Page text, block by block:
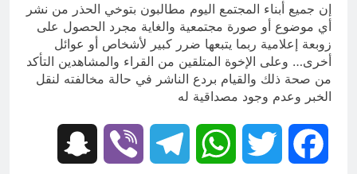
إن جميع أبناء المجتمع اليوم مطالبون بتوخي الحذر من نشر
أي موضوع أو صورة مجتمعية والغاية مجرد الحصول على
زوبعة إعلامية ربما يتبعها ضرر كبير لأشخاص أو عوائل
أخرى… وعلى الإخوة المتلقين من القراء والمشاهدين التأكد
من صحة ذلك والقيام بردع الناشر في حالة مخالفته لنقل
الخبر وعدم وجود مصداقية له
Facebook
Twitter
WhatsApp
Telegram
Viber